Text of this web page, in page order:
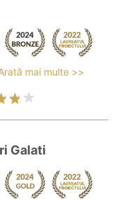
mai multe >>
Galati